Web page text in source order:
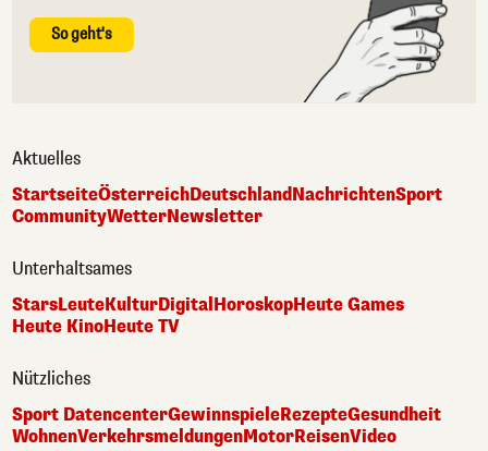
So geht's
Aktuelles
StartseiteÖsterreichDeutschlandNachrichtenSport
CommunityWetterNewsletter
Unterhaltsames
StarsLeuteKulturDigitalHoroskopHeute Games
Heute KinoHeute TV
Nützliches
Sport DatencenterGewinnspieleRezepteGesundheit
WohnenVerkehrsmeldungenMotorReisenVideo